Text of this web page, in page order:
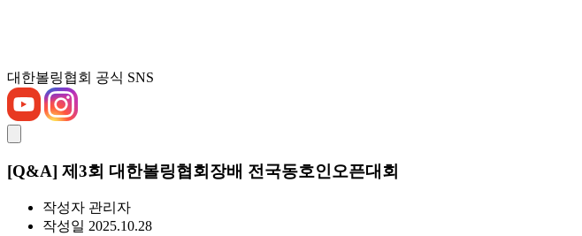
대한볼링협회 공식 SNS
[Q&A] 제3회 대한볼링협회장배 전국동호인오픈대회
작성자 관리자
작성일 2025.10.28